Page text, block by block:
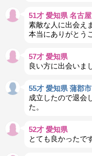
51才 愛知県 名古
素敵な人に出会え
本当にありがとう
57才 愛知県
良い方に出会いま
55才 愛知県 蒲郡市
成立したので退会
た。
52才 愛知県
とても良かったで